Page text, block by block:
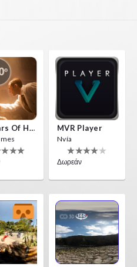
10 Years Of Horror Nights MVR Player
Nvía
Δωρεάν